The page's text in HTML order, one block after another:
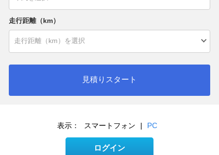
走行距離（km）
見積りスタート
表示： スマートフォン | PC
ログイン